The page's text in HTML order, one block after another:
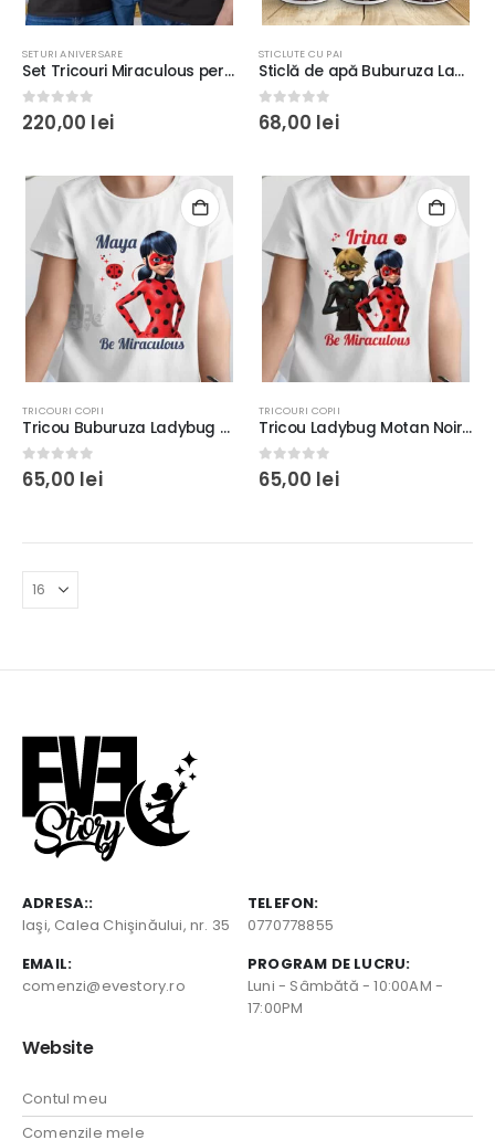
SETURI ANIVERSARE
Set Tricouri Miraculous personalizate, imprimeu rezistent la spălări, Regular Fit, Bumbac 100%, culoare negru
0out of 5
220,00 lei
STICLUTE CU PAI
Sticlă de apă Buburuza Ladybug personalizată cu nume
0out of 5
68,00 lei
TRICOURI COPII
Tricou Buburuza Ladybug Miraculous personalizat, rezistent la spălări, Regular Fit, bumbac 100%, culoare alb/negru
0 out of 5
65,00 lei
TRICOURI COPII
Tricou Ladybug Motan Noir personalizat, rezistent la spălări, Regular Fit, bumbac 100%, culoare alb/negru
0 out of 5
65,00 lei
ADRESA::
Iaşi, Calea Chişinăului, nr. 35
TELEFON:
0770778855
EMAIL:
comenzi@evestory.ro
PROGRAM DE LUCRU:
Luni - Sâmbătă - 10:00AM -
17:00PM
Website
Contul meu
Comenzile mele